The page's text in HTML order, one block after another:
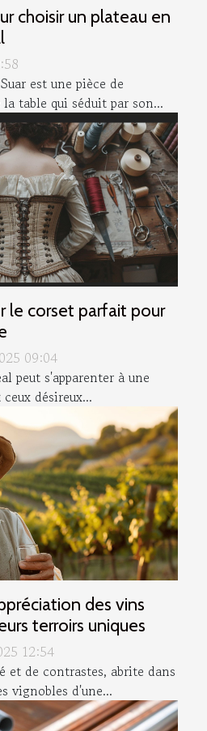
choisir un plateau en
est une pièce de
table qui séduit par son...
le corset parfait pour
09:04
peut s'apparenter à une
désireux...
des vins
terroirs uniques
12:54
et de contrastes, abrite dans
vignobles d'une...